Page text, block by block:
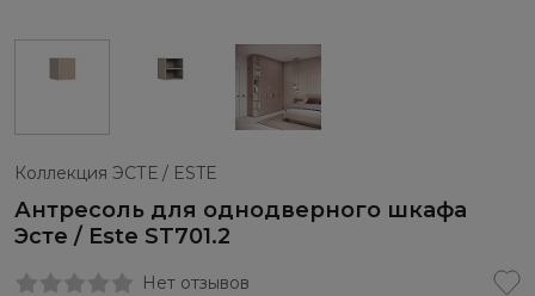
Коллекция ЭСТЕ / ESTE
Антресоль для однодверного шкафа
Эсте / Este ST701.2
Нет отзывов